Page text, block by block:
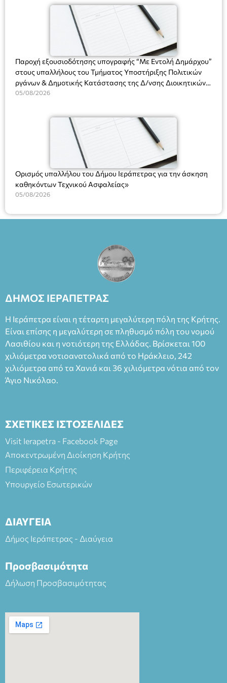
Πλαστήρα), E&G Mini market (Δημοκρατίας 39 Ιεράπετρα)
και στο more.com Χώρος: 3ο Γυμνάσιο Ιεράπετρας
(Είσοδος ΕΠΑ.Λ.) Έναρξη 21:15 Οργάνωση: ΚΝΩΣΟΣ
ΘΕΑΤΡΙΚΕΣ ΠΑΡΑΓΩΓΕΣ ΕΕ
(Ν. 5314/2026).»
Παροχή εξουσιοδότησης υπογραφής “Με Εντολή Δημάρχου”
στους υπαλλήλους του Τμήματος Υποστήριξης Πολιτικών
ργάνων & Δημοτικής Κατάστασης της Δ/νσης Διοικητικών
Υπηρεσιών για αποφάσεις, πιστοποιητικά, πράξεις και
(Ν. 5314/2026).»
05/08/2026
Ορισμός υπαλλήλου του Δήμου Ιεράπετρας για την άσκηση
καθηκόντων Τεχνικού Ασφαλείας»
05/08/2026
ΔΗΜΟΣ ΙΕΡΑΠΕΤΡΑΣ
Η Ιεράπετρα είναι η τέταρτη μεγαλύτερη πόλη της Κρήτης.
Είναι επίσης η μεγαλύτερη σε πληθυσμό πόλη του νομού
Λασιθίου και η νοτιότερη της Ελλάδας. Βρίσκεται 100
χιλιόμετρα νοτιοανατολικά από το Ηράκλειο, 242
χιλιόμετρα από τα Χανιά και 36 χιλιόμετρα νότια από τον
Άγιο Νικόλαο.
ΣΧΕΤΙΚΕΣ ΙΣΤΟΣΕΛΙΔΕΣ
Visit Ierapetra - Facebook Page
Αποκεντρωμένη Διοίκηση Κρήτης
Περιφέρεια Κρήτης
Υπουργείο Εσωτερικών
ΔΙΑΥΓΕΙΑ
Δήμος Ιεράπετρας - Διαύγεια
Προσβασιμότητα
Δήλωση Προσβασιμότητας